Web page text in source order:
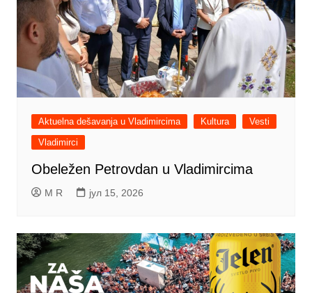
Aktuelna dešavanja u Vladimircima Kultura
Vesti
Vladimirci
Obeležen Petrovdan u Vladimircima
M R јул 15, 2026